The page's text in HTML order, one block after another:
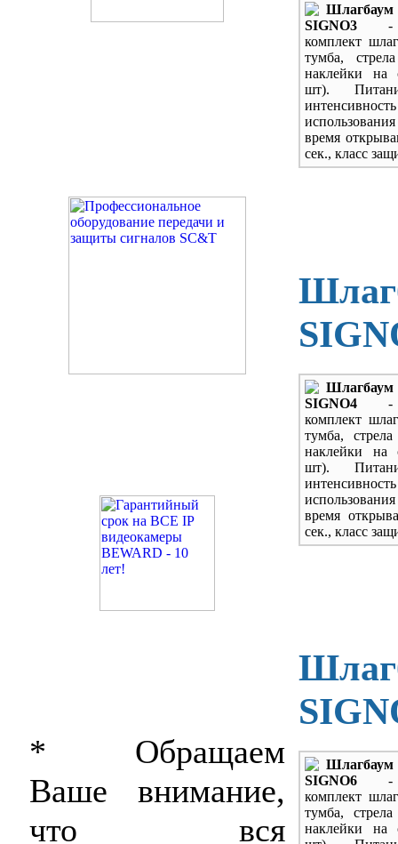
* Обращаем
Ваше внимание,
что вся
SIGNO3 -
комплект
тумба,
наклейки на
шт).
интенсивность
время
сек., класс
SIGNO4 -
комплект
тумба,
наклейки на
шт).
интенсивность
время
сек., класс
SIGNO6 -
комплект
тумба,
наклейки на